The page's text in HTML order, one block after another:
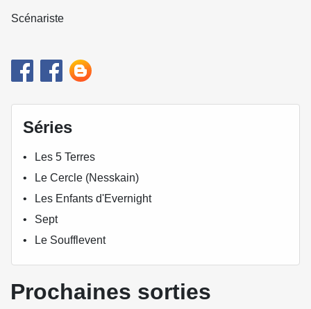
Scénariste
Séries
Les 5 Terres
Le Cercle (Nesskain)
Les Enfants d'Evernight
Sept
Le Soufflevent
Prochaines sorties